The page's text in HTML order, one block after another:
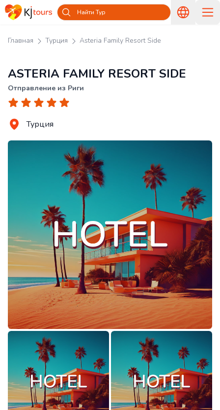
Найти Тур
Главная Турция Asteria Family Resort Side
ASTERIA FAMILY RESORT SIDE
Отправление из Риги
Турция